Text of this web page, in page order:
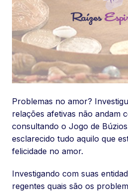
Problemas no amor?
relações afetivas não andam
consultando o Jogo de
esclarecido tudo aquilo que
felicidade no amor.
Investigando com suas
regentes quais são os